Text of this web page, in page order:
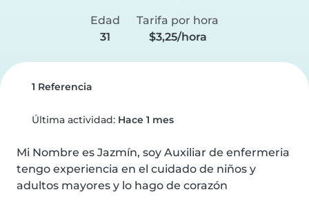
Edad
31
Tarifa por hora
$3,25/hora
1 Referencia
Última actividad: Hace 1 mes
Mi Nombre es Jazmín, soy Auxiliar de enfermeria
tengo experiencia en el cuidado de niños y
adultos mayores y lo hago de corazón